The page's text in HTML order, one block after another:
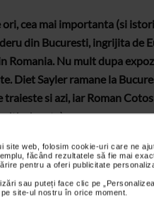
web, folosim cookie-uri care ne
făcând rezultatele să fie mai
pentru a oferi publicitate
sau puteți face clic pe
site-ul nostru în orice moment.
cea mai importanta (si
din Bucuresti, ingrijita de
Romania. Nu mult dupa
Diet Sayler ramane la
traieste si azi, iar Roman
de arta)